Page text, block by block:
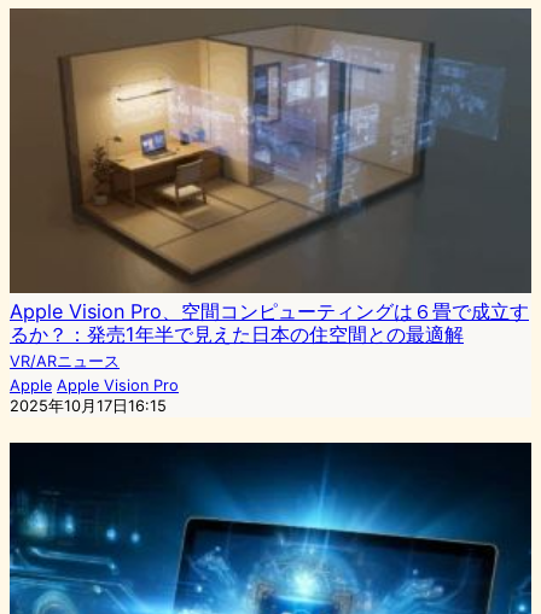
Apple Vision Pro、空間コンピューティングは６畳で成立す
るか？：発売1年半で見えた日本の住空間との最適解
VR/ARニュース
Apple Apple Vision Pro
2025年10月17日16:15